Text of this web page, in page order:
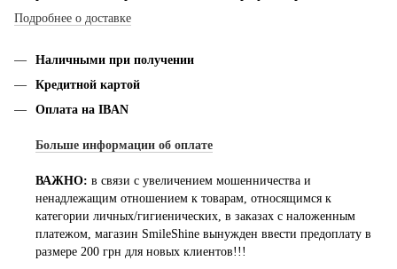
Подробнее о доставке
Наличными при получении
Кредитной картой
Оплата на IBAN
Больше информации об оплате
ВАЖНО: в связи с увеличением мошенничества и
ненадлежащим отношением к товарам, относящимся к
категории личных/гигиенических, в заказах с наложенным
платежом, магазин SmileShine вынужден ввести предоплату в
размере 200 грн для новых клиентов!!!